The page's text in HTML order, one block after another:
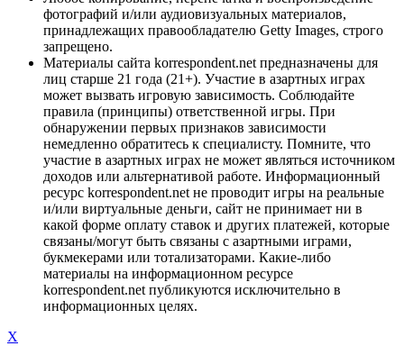
фотографий и/или аудиовизуальных материалов,
принадлежащих правообладателю Getty Images, строго
запрещено.
Материалы сайта korrespondent.net предназначены для
лиц старше 21 года (21+). Участие в азартных играх
может вызвать игровую зависимость. Соблюдайте
правила (принципы) ответственной игры. При
обнаружении первых признаков зависимости
немедленно обратитесь к специалисту. Помните, что
участие в азартных играх не может являться источником
доходов или альтернативой работе. Информационный
ресурс korrespondent.net не проводит игры на реальные
и/или виртуальные деньги, сайт не принимает ни в
какой форме оплату ставок и других платежей, которые
связаны/могут быть связаны с азартными играми,
букмекерами или тотализаторами. Какие-либо
материалы на информационном ресурсе
korrespondent.net публикуются исключительно в
информационных целях.
X